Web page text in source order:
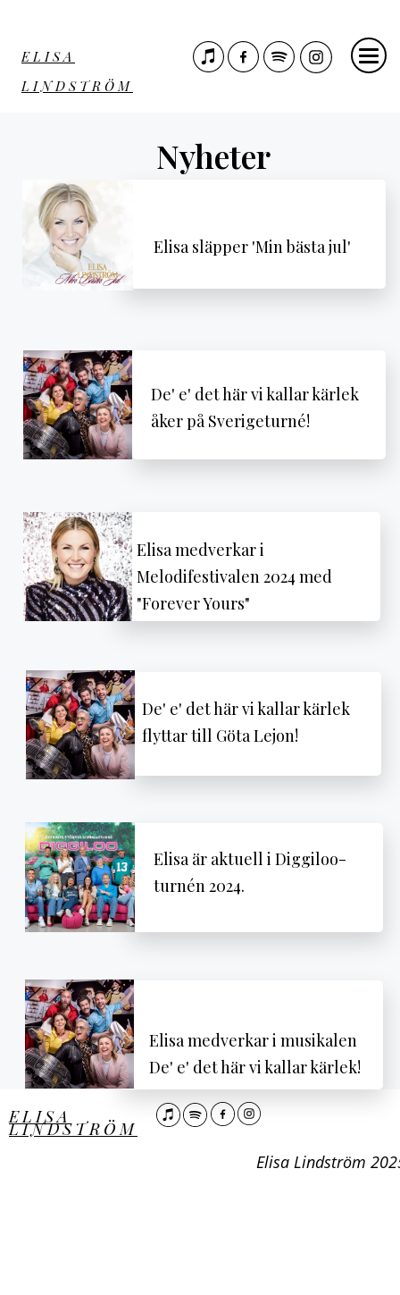
ELISA
LINDSTRÖM
Nyheter
Elisa medverkar i musikalen
De' e' det här vi kallar kärlek!
Elisa medverkar i
Melodifestivalen 2024 med
"Forever Yours"
Elisa är aktuell i Diggiloo-
turnén 2024.
De' e' det här vi kallar kärlek
flyttar till Göta Lejon!
De' e' det här vi kallar kärlek
åker på Sverigeturné!
Elisa släpper 'Min bästa jul'
ELISA
LINDSTRÖM
Elisa Lindström